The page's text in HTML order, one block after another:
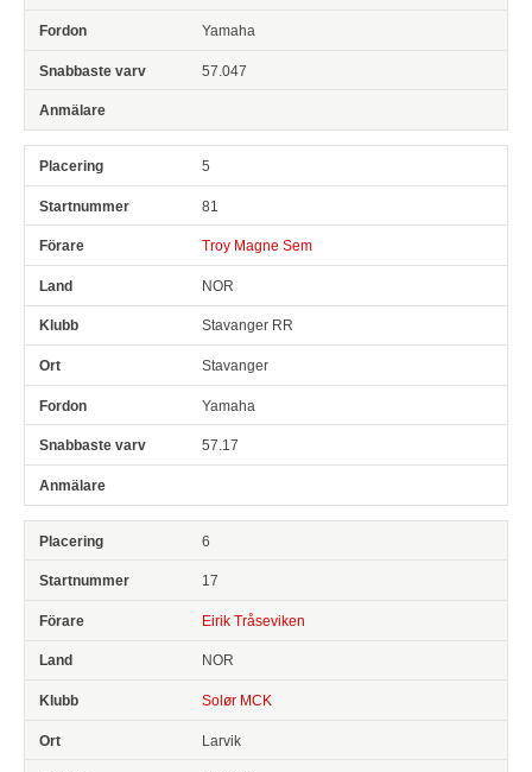
Yamaha
57.047
5
81
Troy Magne Sem
NOR
Stavanger RR
Stavanger
Yamaha
57.17
6
17
Eirik Tråseviken
NOR
Solør MCK
Larvik